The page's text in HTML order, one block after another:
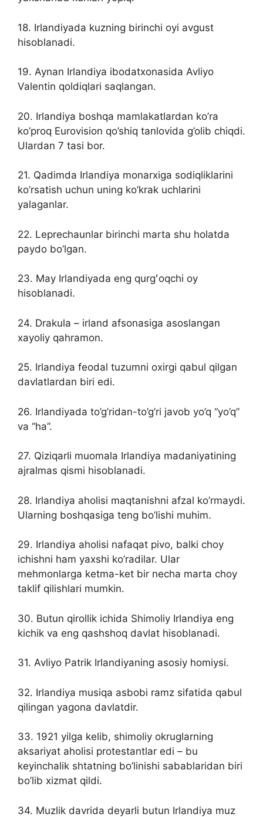
18. Irlandiyada kuzning birinchi oyi avgust
hisoblanadi.
19. Aynan Irlandiya ibodatxonasida Avliyo
Valentin qoldiqlari saqlangan.
20. Irlandiya boshqa mamlakatlardan ko’ra
ko’proq Eurovision qo’shiq tanlovida g’olib chiqdi.
Ulardan 7 tasi bor.
21. Qadimda Irlandiya monarxiga sodiqliklarini
ko’rsatish uchun uning ko’krak uchlarini
yalaganlar.
22. Leprechaunlar birinchi marta shu holatda
paydo bo’lgan.
23. May Irlandiyada eng qurgʻoqchi oy
hisoblanadi.
24. Drakula – irland afsonasiga asoslangan
xayoliy qahramon.
25. Irlandiya feodal tuzumni oxirgi qabul qilgan
davlatlardan biri edi.
26. Irlandiyada to’g’ridan-to’g’ri javob yo’q “yo’q”
va “ha”.
27. Qiziqarli muomala Irlandiya madaniyatining
ajralmas qismi hisoblanadi.
28. Irlandiya aholisi maqtanishni afzal ko’rmaydi.
Ularning boshqasiga teng bo’lishi muhim.
29. Irlandiya aholisi nafaqat pivo, balki choy
ichishni ham yaxshi ko’radilar. Ular
mehmonlarga ketma-ket bir necha marta choy
taklif qilishlari mumkin.
30. Butun qirollik ichida Shimoliy Irlandiya eng
kichik va eng qashshoq davlat hisoblanadi.
31. Avliyo Patrik Irlandiyaning asosiy homiysi.
32. Irlandiya musiqa asbobi ramz sifatida qabul
qilingan yagona davlatdir.
33. 1921 yilga kelib, shimoliy okruglarning
aksariyat aholisi protestantlar edi – bu
keyinchalik shtatning bo’linishi sabablaridan biri
bo’lib xizmat qildi.
34. Muzlik davrida deyarli butun Irlandiya muz